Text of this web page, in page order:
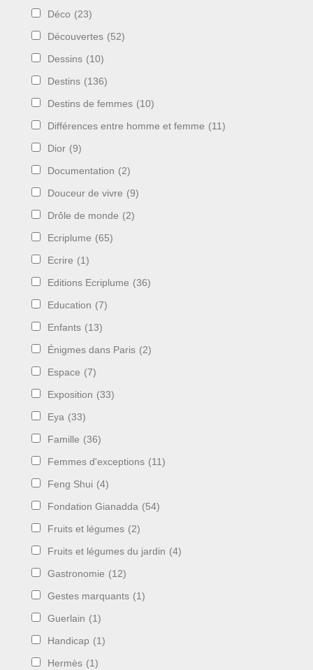
Déco (23)
Découvertes (52)
Dessins (10)
Destins (136)
Destins de femmes (10)
Différences entre homme et femme (11)
Dior (9)
Documentation (2)
Douceur de vivre (9)
Drôle de monde (2)
Ecriplume (65)
Ecrire (1)
Editions Ecriplume (36)
Education (7)
Enfants (13)
Énigmes dans Paris (2)
Espace (7)
Exposition (33)
Eya (33)
Famille (36)
Femmes d'exceptions (11)
Feng Shui (4)
Fondation Gianadda (54)
Fruits et légumes (2)
Fruits et légumes du jardin (4)
Gastronomie (12)
Gestes marquants (1)
Guerlain (1)
Handicap (1)
Hermès (1)